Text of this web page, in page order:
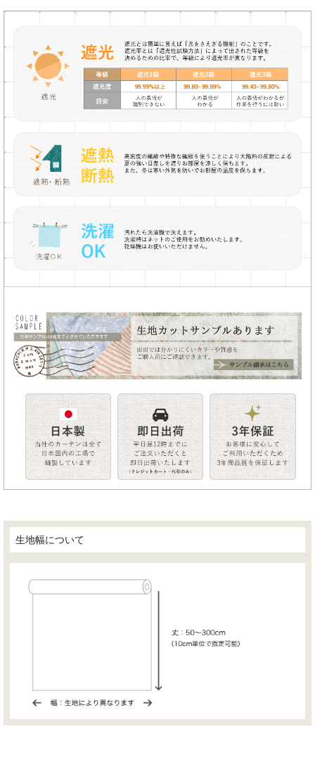
生地幅について